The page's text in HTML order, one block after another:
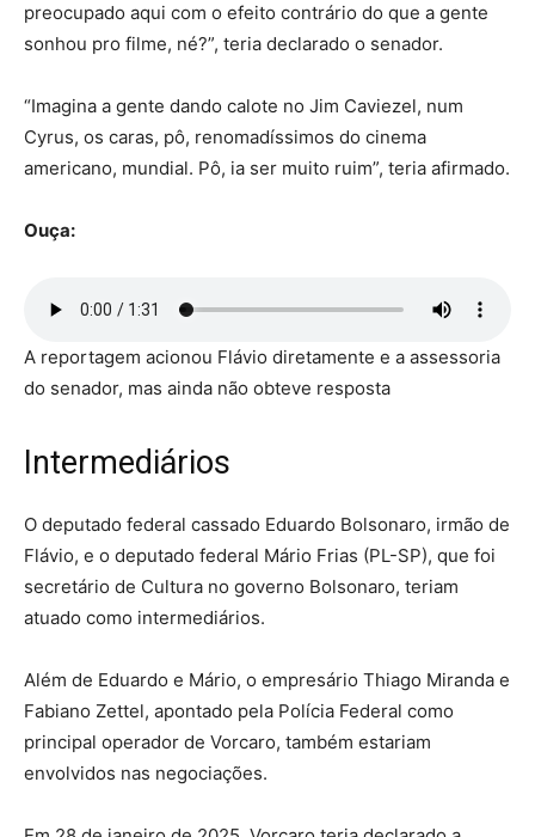
preocupado aqui com o efeito contrário do que a gente
sonhou pro filme, né?”, teria declarado o senador.
“Imagina a gente dando calote no Jim Caviezel, num
Cyrus, os caras, pô, renomadíssimos do cinema
americano, mundial. Pô, ia ser muito ruim”, teria afirmado.
Ouça:
A reportagem acionou Flávio diretamente e a assessoria
do senador, mas ainda não obteve resposta
Intermediários
O deputado federal cassado Eduardo Bolsonaro, irmão de
Flávio, e o deputado federal Mário Frias (PL-SP), que foi
secretário de Cultura no governo Bolsonaro, teriam
atuado como intermediários.
Além de Eduardo e Mário, o empresário Thiago Miranda e
Fabiano Zettel, apontado pela Polícia Federal como
principal operador de Vorcaro, também estariam
envolvidos nas negociações.